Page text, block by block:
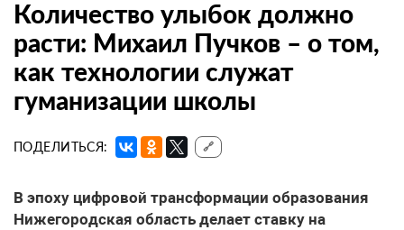
Количество улыбок должно
расти: Михаил Пучков – о том,
как технологии служат
гуманизации школы
ПОДЕЛИТЬСЯ: 🔗
В эпоху цифровой трансформации образования
Нижегородская область делает ставку на